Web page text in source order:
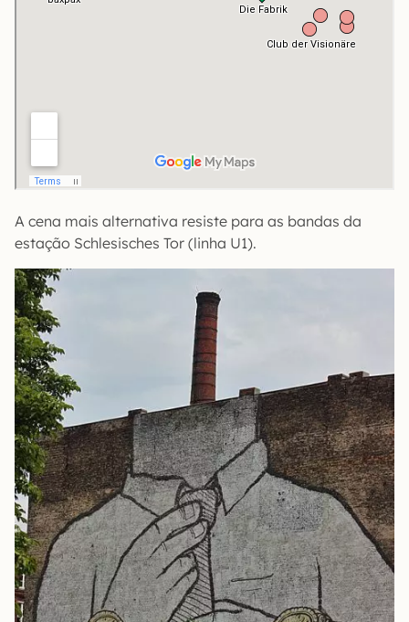
A cena mais alternativa resiste para as bandas da
estação Schlesisches Tor (linha U1).